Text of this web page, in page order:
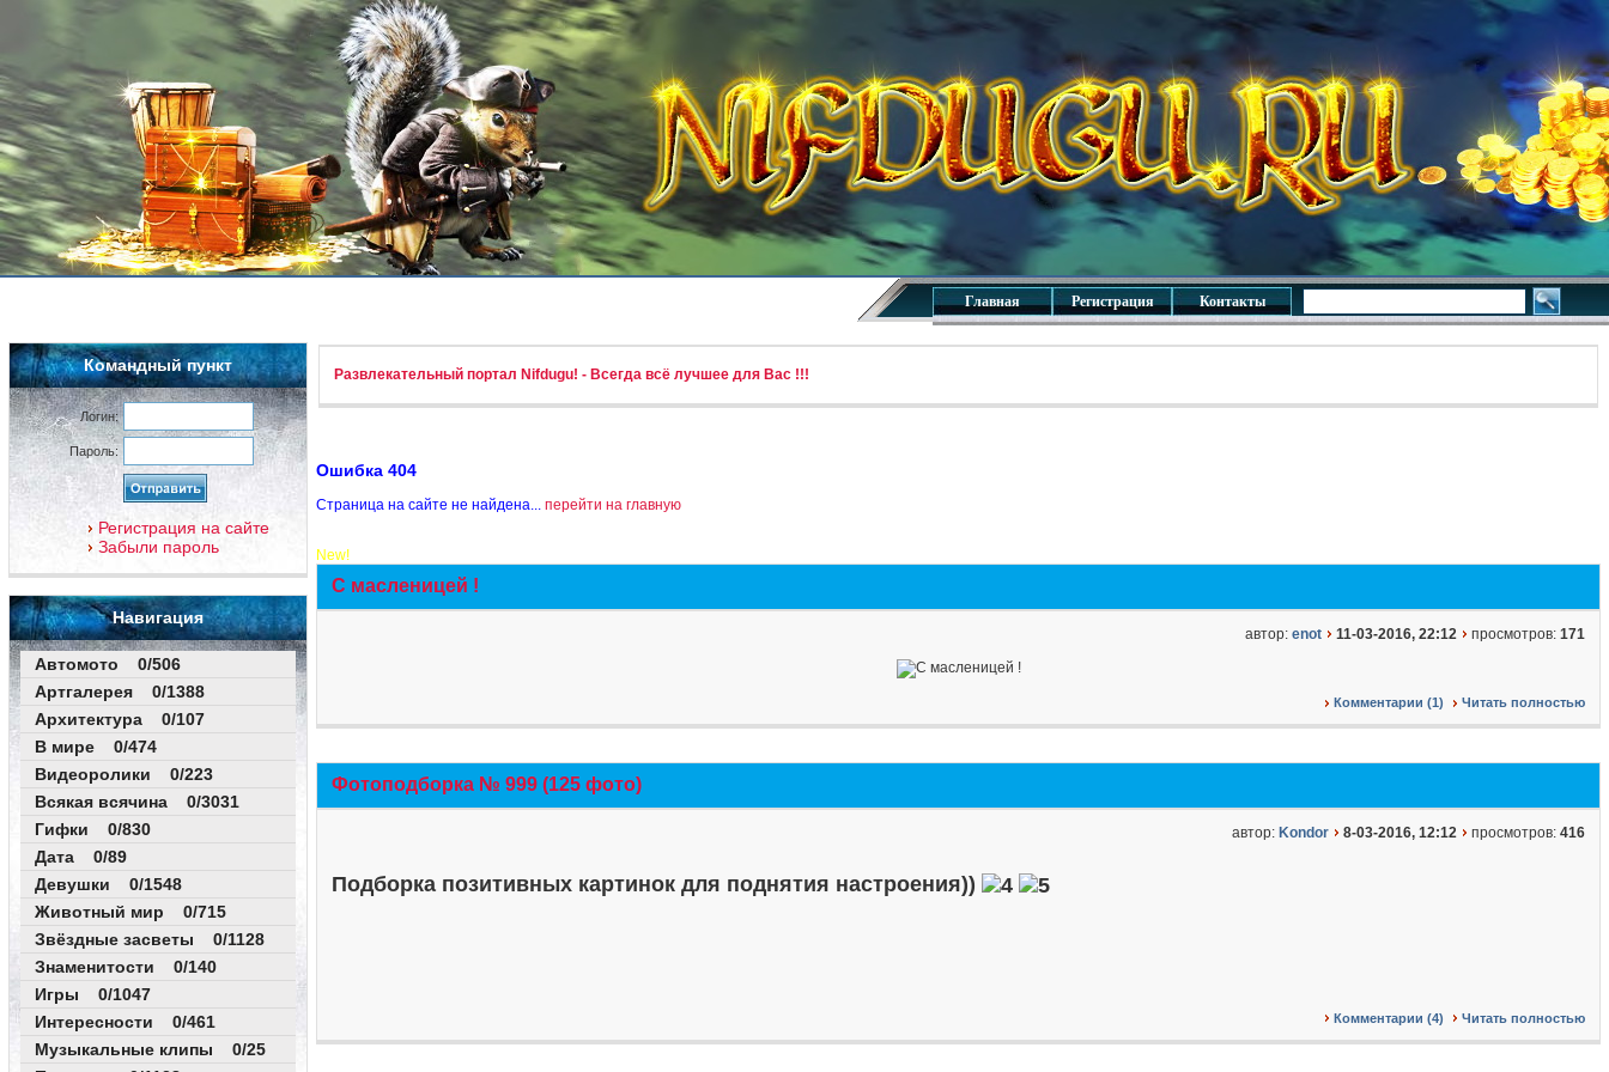
Главная Регистрация Контакты
Командный пункт
Логин:
Пароль:
Регистрация на сайте
Забыли пароль
Навигация
Автомото 0/506
Артгалерея 0/1388
Архитектура 0/107
В мире 0/474
Видеоролики 0/223
Всякая всячина 0/3031
Гифки 0/830
Дата 0/89
Девушки 0/1548
Животный мир 0/715
Звёздные засветы 0/1128
Знаменитости 0/140
Игры 0/1047
Интересности 0/461
Музыкальные клипы 0/25
Развлекательный портал Nifdugu! - Всегда всё лучшее для Вас !!!
Ошибка 404
Страница на сайте не найдена... перейти на главную
New!
С масленицей !
автор: enot 11-03-2016, 22:12 просмотров: 171
Комментарии (1) Читать полностью
Фотоподборка № 999 (125 фото)
автор: Kondor 8-03-2016, 12:12 просмотров: 416
Подборка позитивных картинок для поднятия настроения))
Комментарии (4) Читать полностью